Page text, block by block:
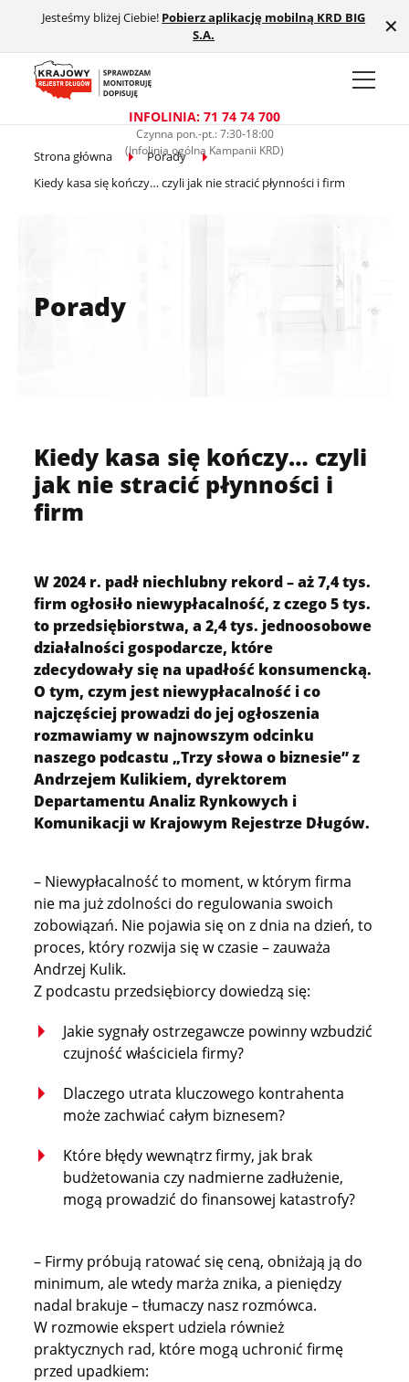
Przejdź do treści głównej
Jesteśmy bliżej Ciebie! Pobierz aplikację mobilną KRD BIG
S.A.
✕
INFOLINIA: 71 74 74 700
Czynna pon.-pt.: 7:30-18:00
(Infolinia ogólna Kampanii KRD)
Strona główna
Porady
Kiedy kasa się kończy… czyli jak nie stracić płynności i firm
Porady
Kiedy kasa się kończy… czyli
jak nie stracić płynności i
firm
W 2024 r. padł niechlubny rekord – aż 7,4 tys.
firm ogłosiło niewypłacalność, z czego 5 tys.
to przedsiębiorstwa, a 2,4 tys. jednoosobowe
działalności gospodarcze, które
zdecydowały się na upadłość konsumencką.
O tym, czym jest niewypłacalność i co
najczęściej prowadzi do jej ogłoszenia
rozmawiamy w najnowszym odcinku
naszego podcastu „Trzy słowa o biznesie” z
Andrzejem Kulikiem, dyrektorem
Departamentu Analiz Rynkowych i
Komunikacji w Krajowym Rejestrze Długów.
– Niewypłacalność to moment, w którym firma
nie ma już zdolności do regulowania swoich
zobowiązań. Nie pojawia się on z dnia na dzień, to
proces, który rozwija się w czasie – zauważa
Andrzej Kulik.
Z podcastu przedsiębiorcy dowiedzą się:
Jakie sygnały ostrzegawcze powinny wzbudzić
czujność właściciela firmy?
Dlaczego utrata kluczowego kontrahenta
może zachwiać całym biznesem?
Które błędy wewnątrz firmy, jak brak
budżetowania czy nadmierne zadłużenie,
mogą prowadzić do finansowej katastrofy?
– Firmy próbują ratować się ceną, obniżają ją do
minimum, ale wtedy marża znika, a pieniędzy
nadal brakuje – tłumaczy nasz rozmówca.
W rozmowie ekspert udziela również
praktycznych rad, które mogą uchronić firmę
przed upadkiem: